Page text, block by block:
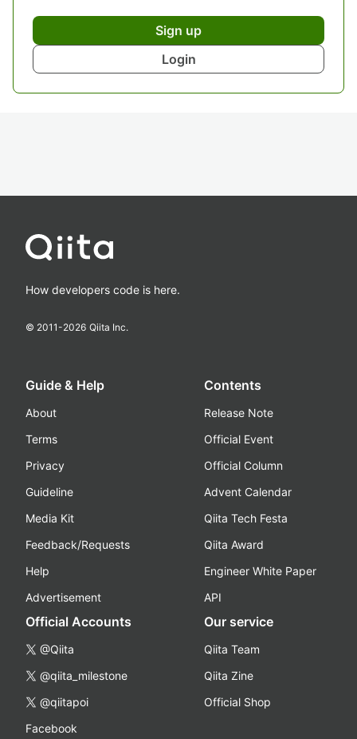
Sign up
Login
How developers code is here.
© 2011-2026 Qiita Inc.
Guide & Help
About
Terms
Privacy
Guideline
Media Kit
Feedback/Requests
Help
Advertisement
Contents
Release Note
Official Event
Official Column
Advent Calendar
Qiita Tech Festa
Qiita Award
Engineer White Paper
API
Official Accounts
@Qiita
@qiita_milestone
@qiitapoi
Facebook
Our service
Qiita Team
Qiita Zine
Official Shop